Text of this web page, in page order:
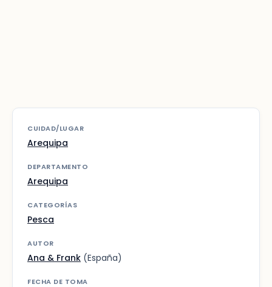
CUIDAD/LUGAR
Arequipa
DEPARTAMENTO
Arequipa
CATEGORÍAS
Pesca
AUTOR
Ana & Frank (España)
FECHA DE TOMA